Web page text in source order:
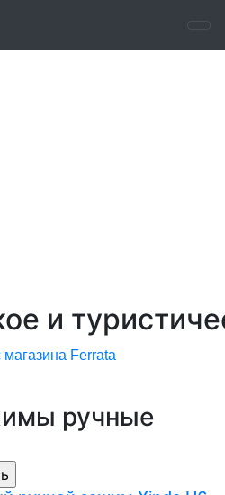
и
Ferrata
ручные